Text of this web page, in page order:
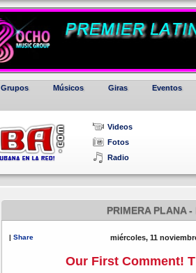
Grupos Músicos Giras Eventos
Videos
Fotos
Radio
PRIMERA PLANA -
| Share miércoles, 11
Our First Comment!